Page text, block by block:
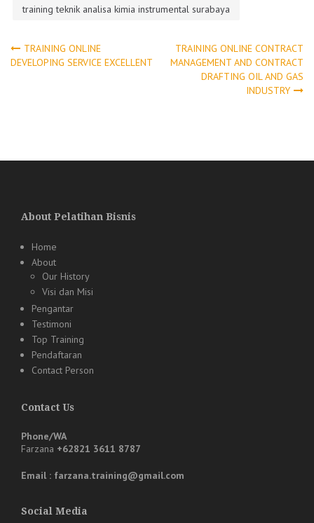
training teknik analisa kimia instrumental surabaya
Post
TRAINING ONLINE
DEVELOPING SERVICE EXCELLENT
TRAINING ONLINE CONTRACT
MANAGEMENT AND CONTRACT
DRAFTING OIL AND GAS
INDUSTRY
About Pelatihan Bisnis
Home
About
Our History
Visi dan Misi
Pengantar
Testimoni
Top Training
Pendaftaran
Contact Person
Contact Us
Phone/WA
Farzana +62821 3611 8787
Email : farzana.training@gmail.com
Social Media